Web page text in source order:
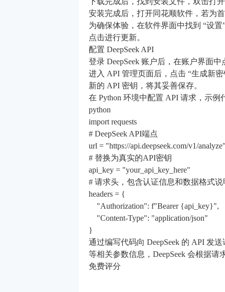
安装完成后，打开同花顺软件，若为
为确保体验，在软件界面中找到 “设置
点击进行更新。
配置 DeepSeek API
登录 DeepSeek 账户后，在账户界面中
进入 API 管理页面后，点击 “生成新
新的 API 密钥，将其妥善保存。
在 Python 环境中配置 API 请求，示例
python
import requests
# DeepSeek API端点
url = "https://api.deepseek.com/v1/analyze"
# 替换为真实的API密钥
api_key = "your_api_key_here"
# 请求头，包含认证信息和数据格式说
headers = {
"Authorization": f"Bearer {api_key}",
"Content-Type": "application/json"
}
通过编写代码向 DeepSeek 的 API 发
等相关参数信息，DeepSeek 会根据请
免费评分